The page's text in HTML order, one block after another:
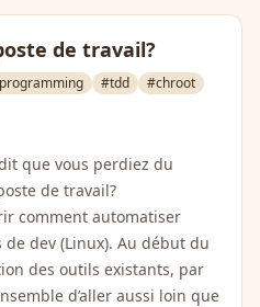
de travail?
#tdd
#chroot
que vous perdiez du
de travail?
comment automatiser
de dev (Linux). Au début du
des outils existants, par
d’aller aussi loin que